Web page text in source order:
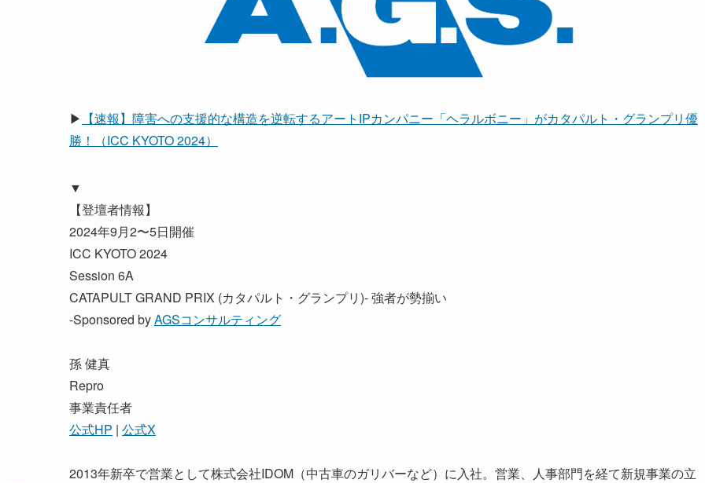
▶ 【速報】障害への支援的な構造を逆転するアートIPカンパニー「ヘラルボニー」がカタパルト・グランプリ優
勝！（ICC KYOTO 2024）
▼
【登壇者情報】
2024年9月2〜5日開催
ICC KYOTO 2024
Session 6A
CATAPULT GRAND PRIX (カタパルト・グランプリ)- 強者が勢揃い
-Sponsored byAGSコンサルティング
孫 健真
Repro
事業責任者
公式HP | 公式X
2013年新卒で営業として株式会社IDOM（中古車のガリバーなど）に入社。営業、人事部門を経て新規事業の立